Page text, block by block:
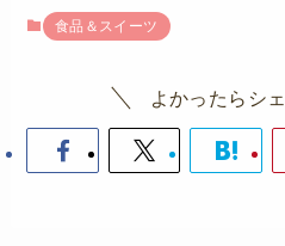
食品＆スイーツ
よかったらシ